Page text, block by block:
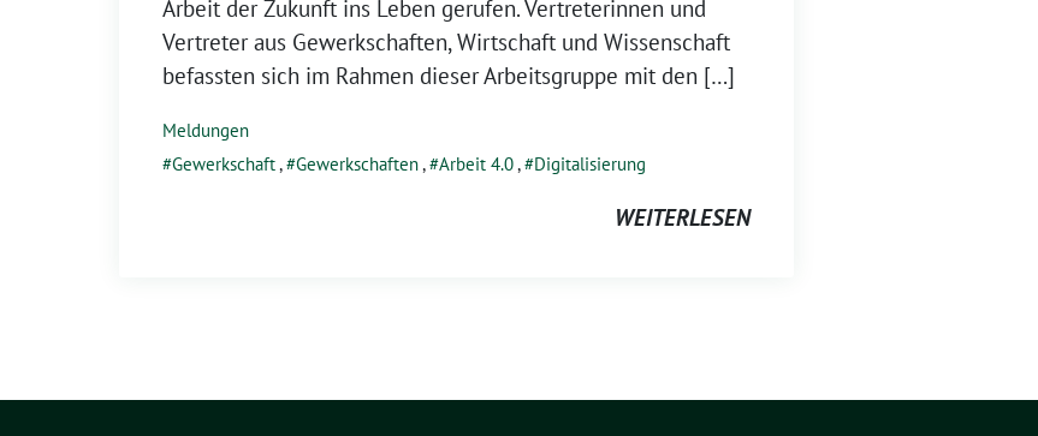
Arbeit der Zukunft ins Leben gerufen. Vertreterinnen und
Vertreter aus Gewerkschaften, Wirtschaft und Wissenschaft
befassten sich im Rahmen dieser Arbeitsgruppe mit den […]
Meldungen
Gewerkschaft, Gewerkschaften, Arbeit 4.0, Digitalisierung
WEITERLESEN